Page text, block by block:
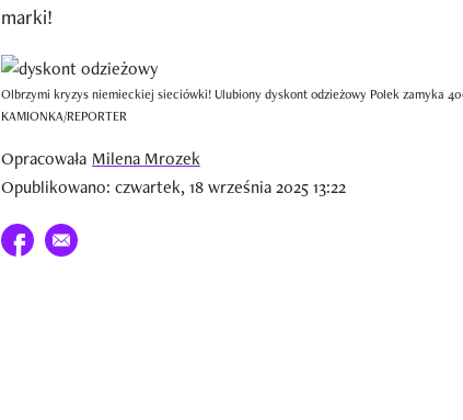
marki!
Olbrzymi kryzys niemieckiej sieciówki! Ulubiony dyskont odzieżowy Polek zamyka
KAMIONKA/REPORTER
Opracowała Milena Mrozek
Opublikowano: czwartek, 18 września 2025 13:22
Udostępnij na facebook
E-mail do przyjaciela